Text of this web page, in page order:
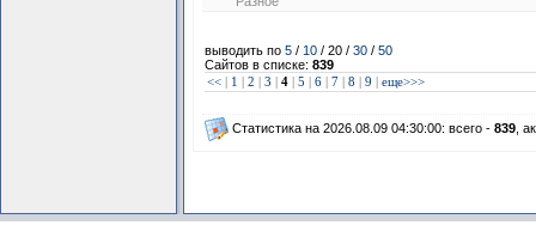
выводить по 5/ 10/ 20 / 30/ 50
Сайтов в списке: 839
<<| 1 2 3 4| 5 6 7 8 9 еще>>>
Статистика на 2026.08.09 04:30:00: всего - 839,